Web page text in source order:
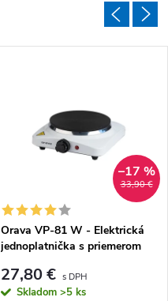
33,90 €
–17 %
Orava VP-81 W - Elektrická
jednoplatnička s priemerom
27,80 €
Skladom >5 ks